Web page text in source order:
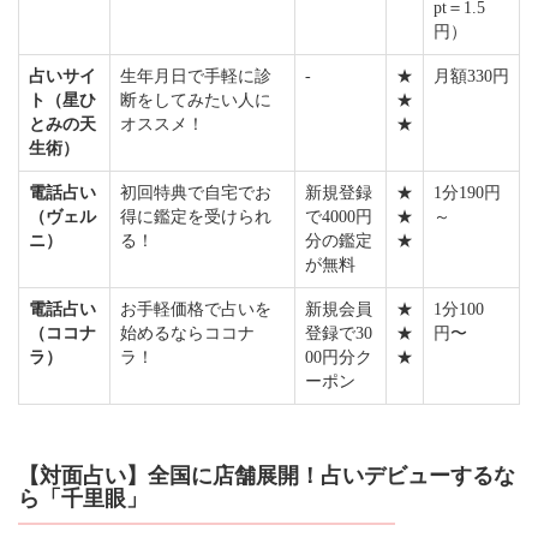
pt＝1.5
円）
占いサイ
ト（星ひ
とみの天
生術）
生年月日で手軽に診
断をしてみたい人に
オススメ！
-
★
★
★
月額330円
電話占い
（ヴェル
ニ）
初回特典で自宅でお
得に鑑定を受けられ
る！
新規登録
で4000円
分の鑑定
が無料
★
★
★
1分190円
～
電話占い
（ココナ
ラ）
お手軽価格で占いを
始めるならココナ
ラ！
新規会員
登録で30
00円分ク
ーポン
★
★
★
1分100
円〜
【対面占い】全国に店舗展開！占いデビューするな
ら「千里眼」